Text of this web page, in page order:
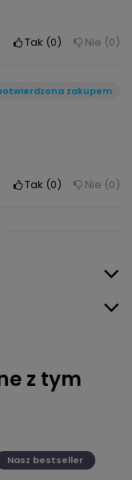
Tak 0 Nie 0
zakupem
Tak 0 Nie 0
z tym
Nasz bestseller